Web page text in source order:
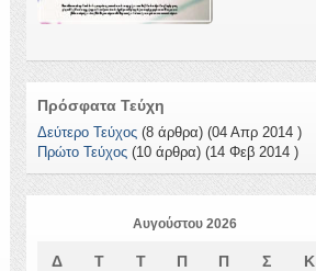
Πρόσφατα Τεύχη
Δεύτερο Τεύχος (8 άρθρα) (04 Απρ 2014 )
Πρώτο Τεύχος (10 άρθρα) (14 Φεβ 2014 )
Αυγούστου 2026
Δ Τ Τ Π Π Σ Κ